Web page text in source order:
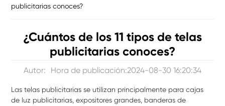
publicitarias conoces?
¿Cuántos de los 11 tipos de telas
publicitarias conoces?
Autor: Hora de publicación:2024-08-30 16:20:34
Las telas publicitarias se utilizan principalmente para cajas
de luz publicitarias, expositores grandes, banderas de